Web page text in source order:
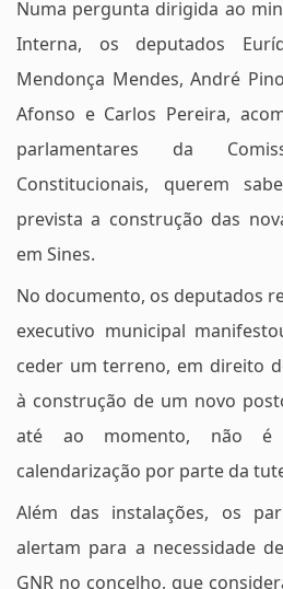
Numa pergunta dirigida ao
Interna, os deputados
Mendonça Mendes, André
Afonso e Carlos Pereira,
parlamentares da
Constitucionais, querem
prevista a construção das
em Sines.
No documento, os deputados
executivo municipal
ceder um terreno, em direito
à construção de um novo
até ao momento, não é
calendarização por parte da
Além das instalações, os
alertam para a necessidade
GNR no concelho, que